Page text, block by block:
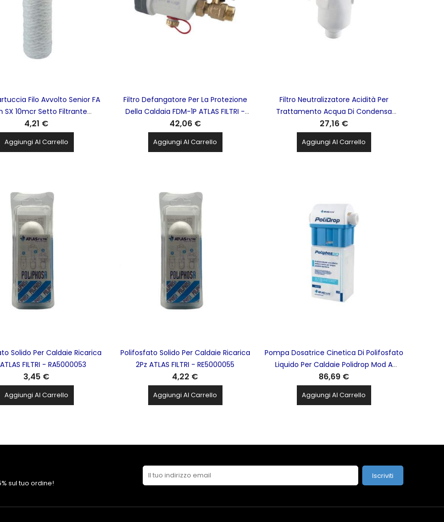
Filo Avvolto Senior FA
SX 10mcr Setto Filtrante
ATLAS FILTRI - RE5115409
4,21 €
Aggiungi Al Carrello
Filtro Defangatore Per La Protezione
Della Caldaia FDM-1P ATLAS FILTRI -
RE6170110
42,06 €
Aggiungi Al Carrello
Filtro Neutralizzatore Acidità Per
Trattamento Acqua Di Condensa
Proveniente dalle Caldaie Neutral Mini
ATLAS FILTRI- RE6170140
27,16 €
Aggiungi Al Carrello
Solido Per Caldaie Ricarica
FILTRI - RA5000053
3,45 €
Aggiungi Al Carrello
Polifosfato Solido Per Caldaie Ricarica
2Pz ATLAS FILTRI - RE5000055
4,22 €
Aggiungi Al Carrello
Pompa Dosatrice Cinetica Di Polifosfato
Liquido Per Caldaie Polidrop Mod A
ATLAS FILTRI - RE4050541
86,69 €
Aggiungi Al Carrello
sul tuo ordine!
Iscriviti